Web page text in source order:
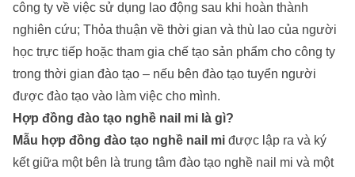
công ty về việc sử dụng lao động sau khi hoàn thành
nghiên cứu; Thỏa thuận về thời gian và thù lao của người
học trực tiếp hoặc tham gia chế tạo sản phẩm cho công ty
trong thời gian đào tạo – nếu bên đào tạo tuyển người
được đào tạo vào làm việc cho mình.
Hợp đồng đào tạo nghề nail mi là gì?
Mẫu hợp đồng đào tạo nghề nail mi được lập ra và ký
kết giữa một bên là trung tâm đào tạo nghề nail mi và một